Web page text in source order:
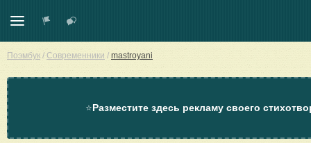
Поэмбук / Современники / mastroyani
⭐Разместите здесь рекламу своего